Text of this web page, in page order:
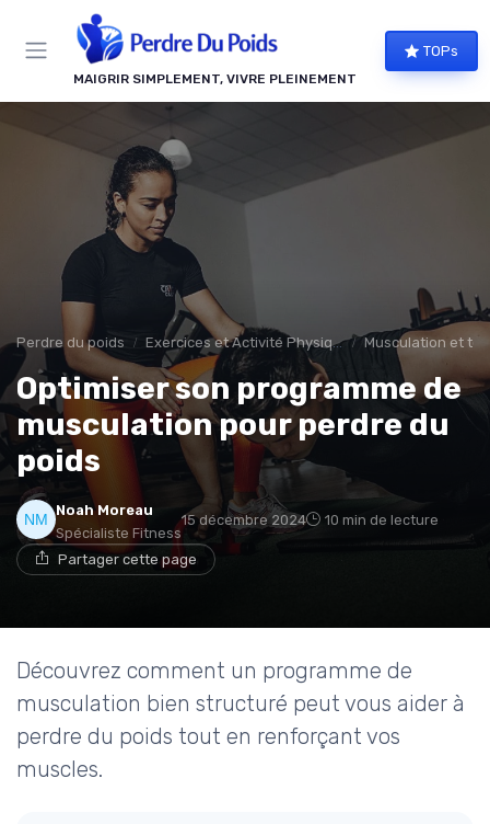
MAIGRIR SIMPLEMENT, VIVRE PLEINEMENT
TOPs
Perdre du poids Exercices et Activité Physique Musculation et
Optimiser son programme de
musculation pour perdre du
poids
Noah Moreau
Spécialiste Fitness
15 décembre 2024 10 min de lecture
Partager cette page
Découvrez comment un programme de
musculation bien structuré peut vous aider à
perdre du poids tout en renforçant vos
muscles.
Panneau de gestion des cookies